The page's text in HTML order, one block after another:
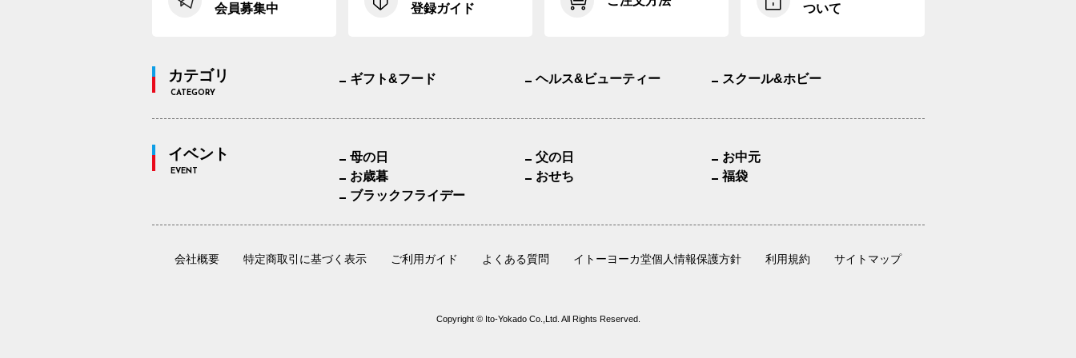
会員募集中 登録ガイド ついて
カテゴリ
CATEGORY
ギフト&フード ヘルス&ビューティー スクール&ホビー
イベント
EVENT
母の日 父の日
お中元
お歳暮
おせち
福袋
ブラックフライデー
会社概要 特定商取引に基づく表示 ご利用ガイド よくある質問 イトーヨーカ堂個人情報保護方針 利用規約 サイトマップ
Copyright © Ito-Yokado Co.,Ltd. All Rights Reserved.